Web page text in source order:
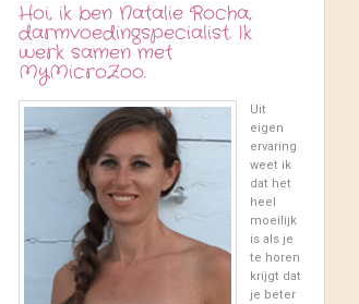
Hoi, ik ben Natalie Rocha,
darmvoedingspecialist. Ik
werk samen met
MyMicroZoo.
Uit
eigen
ervaring
weet ik
dat het
heel
moeilijk
is als je
te horen
krijgt dat
je beter